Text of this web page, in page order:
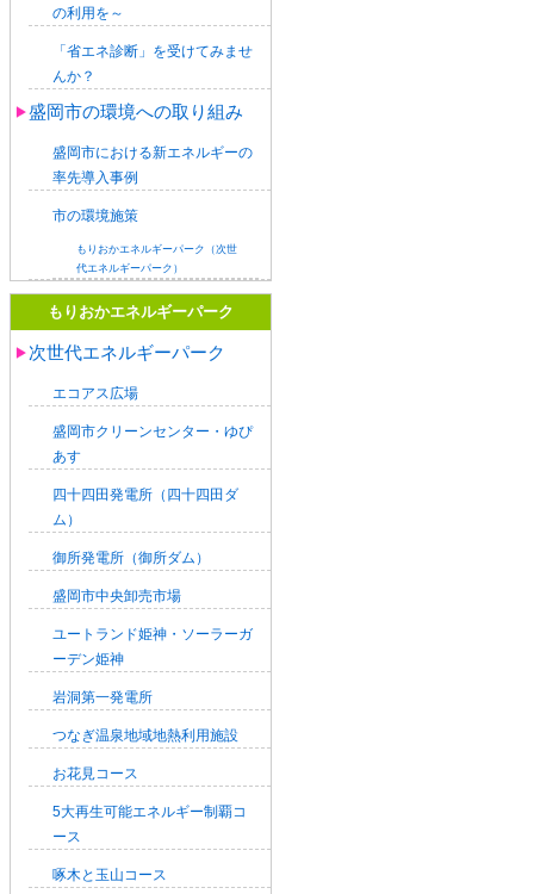
の利用を～
「省エネ診断」を受けてみませ
んか？
盛岡市の環境への取り組み
盛岡市における新エネルギーの
率先導入事例
市の環境施策
もりおかエネルギーパーク（次世
代エネルギーパーク）
もりおかエネルギーパーク
次世代エネルギーパーク
エコアス広場
盛岡市クリーンセンター・ゆぴ
あす
四十四田発電所（四十四田ダ
ム）
御所発電所（御所ダム）
盛岡市中央卸売市場
ユートランド姫神・ソーラーガ
ーデン姫神
岩洞第一発電所
つなぎ温泉地域地熱利用施設
お花見コース
5大再生可能エネルギー制覇コ
ース
啄木と玉山コース